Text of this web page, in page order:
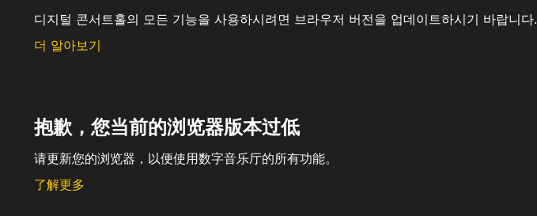
디지털 콘서트홀의 모든 기능을 사용하시려면 브라우저 버전을 업데이트하시기 바랍니다.
더 알아보기
抱歉，您当前的浏览器版本过低
请更新您的浏览器，以便使用数字音乐厅的所有功能。
了解更多